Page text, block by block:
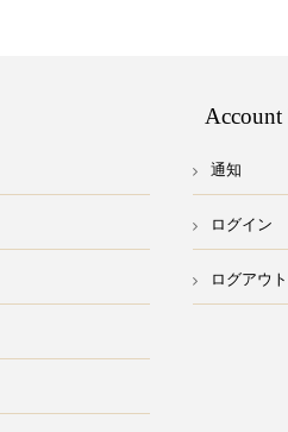
通知
ログイン
ログアウト